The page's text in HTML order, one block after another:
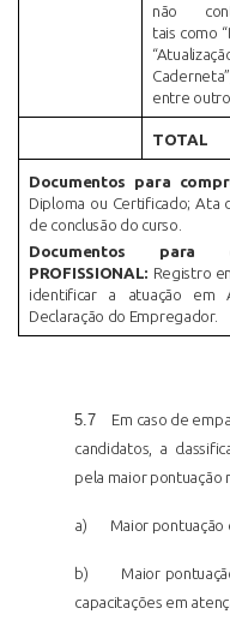
não
tais como
entre
TOTAL
Documentos para
Diploma ou Certificado; Ata
de conclusão do curso.
Documentos para
PROFISSIONAL: Registro
identificar a atuação em
Declaração do Empregador.
5.7
Em caso de
candidatos, a
pela maior pontuação
a) Maior
b)
Maior
capacitações em